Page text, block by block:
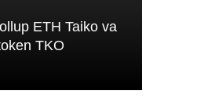
ETH Taiko va
TKO